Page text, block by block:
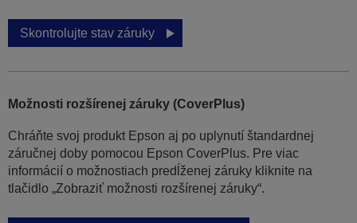
Skontrolujte stav záruky
Možnosti rozšírenej záruky (CoverPlus)
Chráňte svoj produkt Epson aj po uplynutí štandardnej
záručnej doby pomocou Epson CoverPlus. Pre viac
informácií o možnostiach predĺženej záruky kliknite na
tlačidlo „Zobraziť možnosti rozšírenej záruky“.